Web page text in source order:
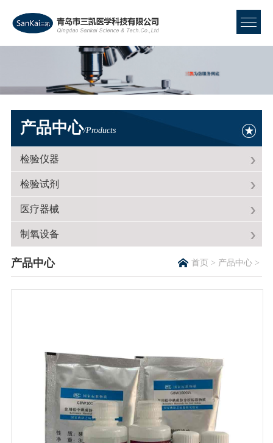
产品中心/Products
检验仪器
检验试剂
医疗器械
制氧设备
产品中心 首页 > 产品中心 >